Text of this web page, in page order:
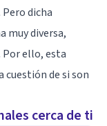
Pero dicha
muy diversa,
ello, esta
de si son
cerca de ti